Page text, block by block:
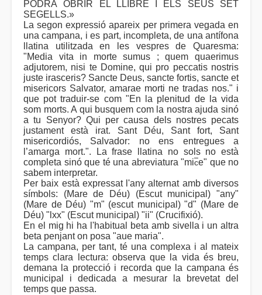
PODRÀ OBRIR EL LLIBRE I ELS SEUS SET
SEGELLS.»
La segon expressió apareix per primera vegada en
una campana, i es part, incompleta, de una antífona
llatina utilitzada en les vespres de Quaresma:
"Media vita in morte sumus ; quem quaerimus
adjutorem, nisi te Domine, qui pro peccatis nostris
juste irasceris? Sancte Deus, sancte fortis, sancte et
misericors Salvator, amarae morti ne tradas nos." i
que pot traduir-se com "En la plenitud de la vida
som morts. A qui busquem com la nostra ajuda sinó
a tu Senyor? Qui per causa dels nostres pecats
justament està irat. Sant Déu, Sant fort, Sant
misericordiós, Salvador: no ens entregues a
l’amarga mort.". La frase llatina no sols no està
completa sinó que té una abreviatura "mice" que no
sabem interpretar.
Per baix està expressat l'any alternat amb diversos
símbols: (Mare de Déu) (Escut municipal) "any"
(Mare de Déu) "m" (escut municipal) "d" (Mare de
Déu) "lxx" (Escut municipal) "ii" (Crucifixió).
En el mig hi ha l'habitual beta amb sivella i un altra
beta penjant on posa "aue maria".
La campana, per tant, té una complexa i al mateix
temps clara lectura: observa que la vida és breu,
demana la protecció i recorda que la campana és
municipal i dedicada a mesurar la brevetat del
temps que passa.